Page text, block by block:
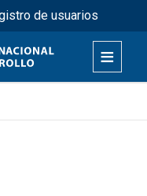
de usuarios